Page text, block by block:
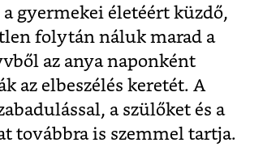
gyermekei életéért küzdő,
folytán náluk marad a
az anya naponként
az elbeszélés keretét. A
a szülőket és a
továbbra is szemmel tartja.